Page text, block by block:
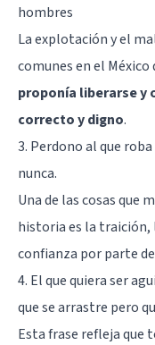
hombres
La explotación y el
comunes en el
proponía liberarse y
correcto y digno.
3. Perdono al que
nunca.
Una de las cosas que
historia es la traición,
confianza por parte
4. El que quiera ser
que se arrastre pero
Esta frase refleja que